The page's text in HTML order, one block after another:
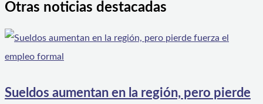
Otras noticias destacadas
Sueldos aumentan en la región, pero pierde